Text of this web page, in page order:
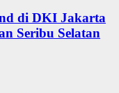
di DKI Jakarta
Seribu Selatan